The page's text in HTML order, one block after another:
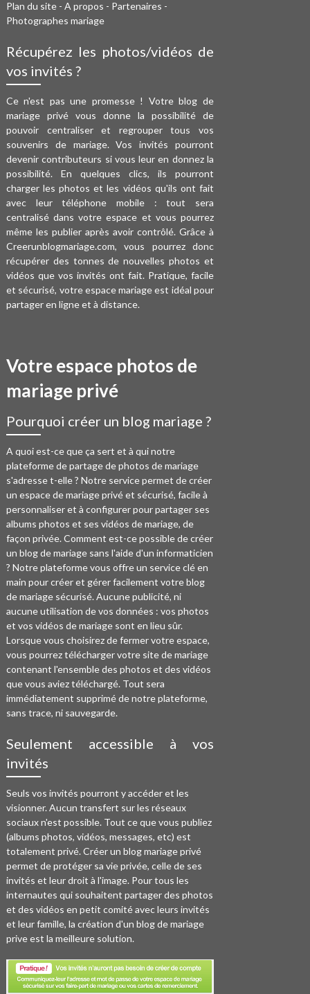
Plan du site- A propos - Partenaires -
Photographes mariage
Récupérez les photos/vidéos de
vos invités ?
Ce n'est pas une promesse ! Votre blog de
mariage privé vous donne la possibilité de
pouvoir centraliser et regrouper tous vos
souvenirs de mariage. Vos invités pourront
devenir contributeurs si vous leur en donnez la
possibilité. En quelques clics, ils pourront
charger les photos et les vidéos qu'ils ont fait
avec leur téléphone mobile : tout sera
centralisé dans votre espace et vous pourrez
même les publier après avoir contrôlé. Grâce à
Creerunblogmariage.com, vous pourrez donc
récupérer des tonnes de nouvelles photos et
vidéos que vos invités ont fait. Pratique, facile
et sécurisé, votre espace mariage est idéal pour
partager en ligne et à distance.
Votre espace photos de
mariage privé
Pourquoi créer un blog mariage ?
A quoi est-ce que ça sert et à qui notre
plateforme de partage de photos de mariage
s'adresse t-elle ? Notre service permet de créer
un espace de mariage privé et sécurisé, facile à
personnaliser et à configurer pour partager ses
albums photos et ses vidéos de mariage, de
façon privée. Comment est-ce possible de créer
un blog de mariage sans l'aide d'un informaticien
? Notre plateforme vous offre un service clé en
main pour créer et gérer facilement votre blog
de mariage sécurisé. Aucune publicité, ni
aucune utilisation de vos données : vos photos
et vos vidéos de mariage sont en lieu sûr.
Lorsque vous choisirez de fermer votre espace,
vous pourrez télécharger votre site de mariage
contenant l'ensemble des photos et des vidéos
que vous aviez téléchargé. Tout sera
immédiatement supprimé de notre plateforme,
sans trace, ni sauvegarde.
Seulement accessible à vos
invités
Seuls vos invités pourront y accéder et les
visionner. Aucun transfert sur les réseaux
sociaux n'est possible. Tout ce que vous publiez
(albums photos, vidéos, messages, etc) est
totalement privé. Créer un blog mariage privé
permet de protéger sa vie privée, celle de ses
invités et leur droit à l'image. Pour tous les
internautes qui souhaitent partager des photos
et des vidéos en petit comité avec leurs invités
et leur famille, la création d'un blog de mariage
prive est la meilleure solution.